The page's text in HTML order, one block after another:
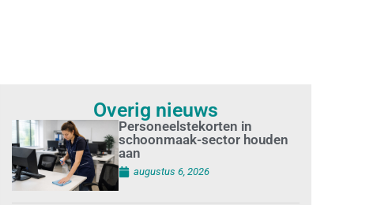
Overig nieuws
Personeelstekorten in
schoonmaak-sector houden
aan
augustus 6, 2026